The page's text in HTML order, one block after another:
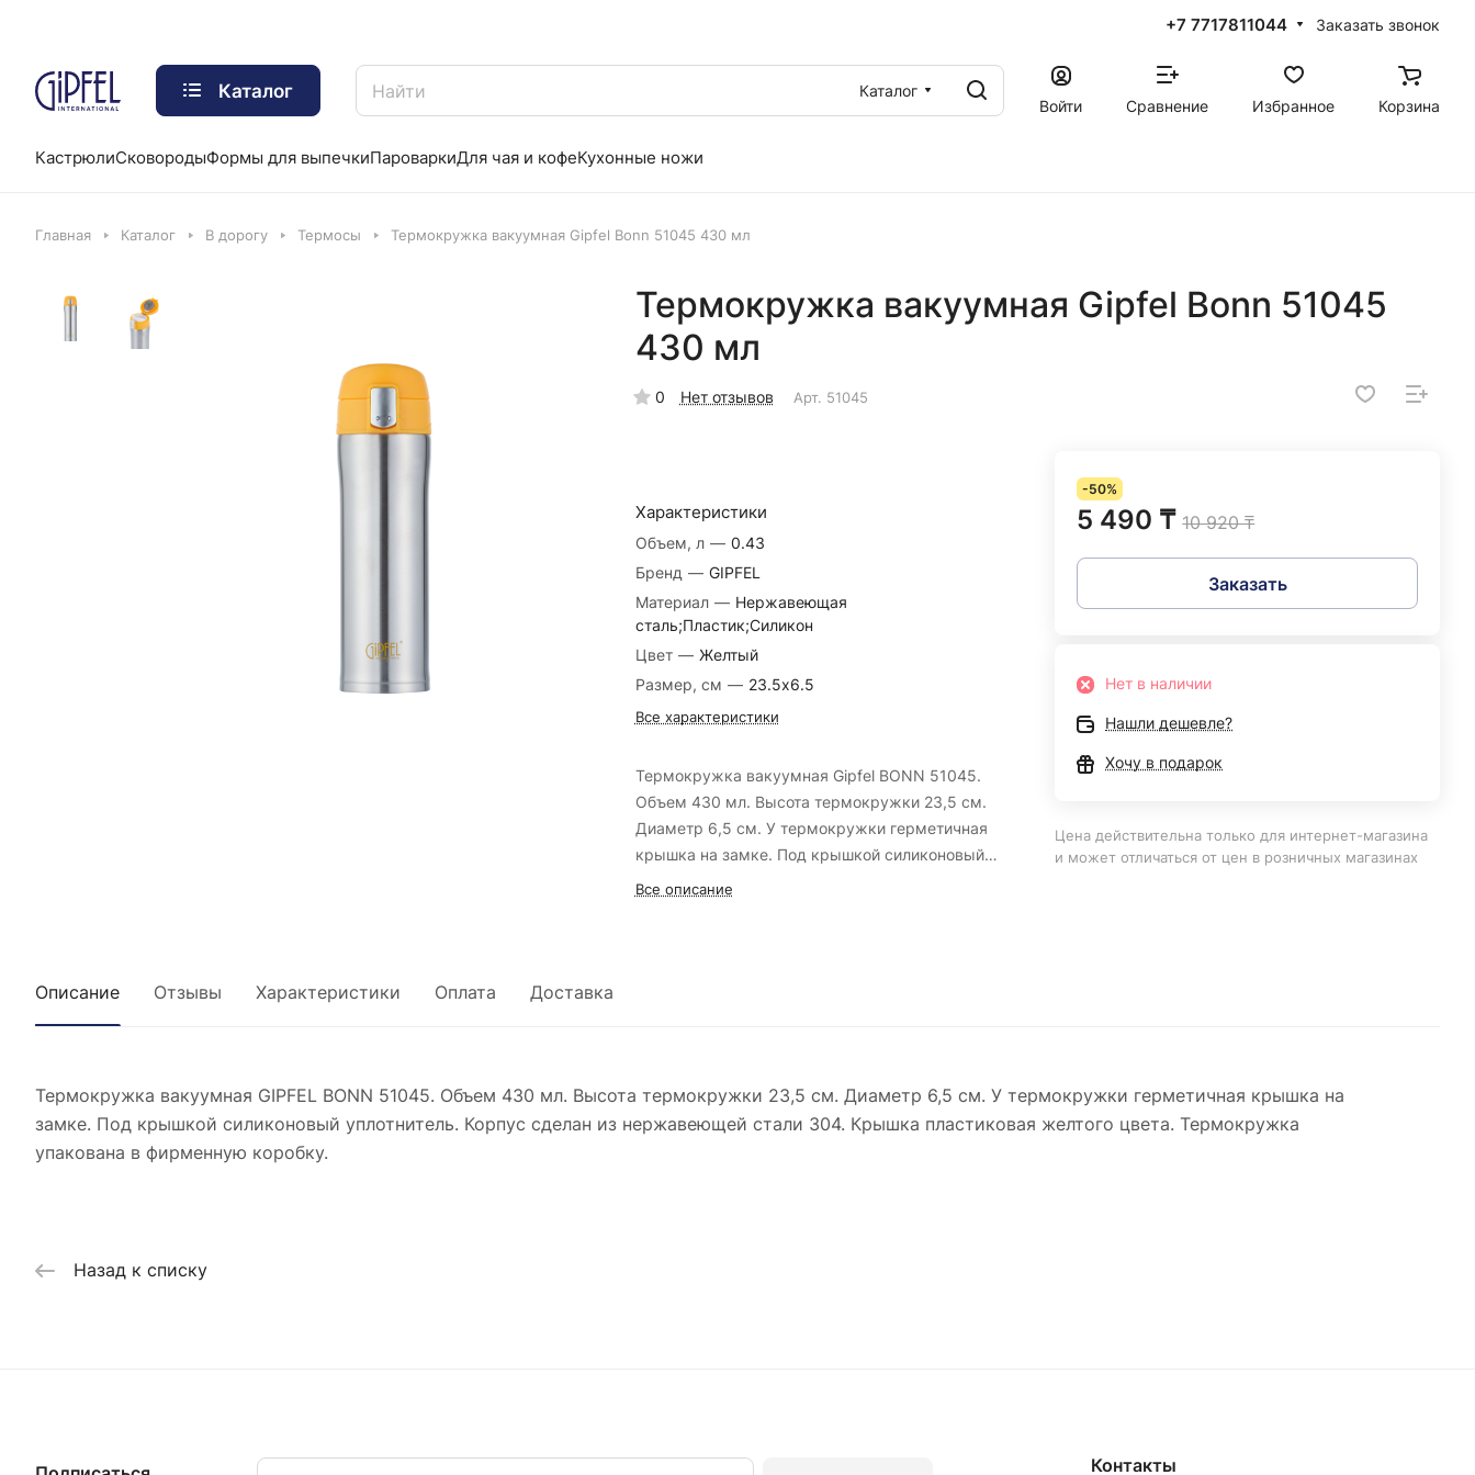
+7 7717811044 Заказать звонок
Каталог
Каталог
Войти
Сравнение Избранное Корзина
КастрюлиСковородыФормы для выпечкиПароваркиДля чая и кофеКухонные ножи
Главная Каталог В дорогу Термосы Термокружка вакуумная Gipfel Bonn 51045 430 мл
Термокружка вакуумная Gipfel Bonn 51045
430 мл
0 Нет отзывов Арт. 51045
Характеристики
Объем, л — 0.43
Бренд — GIPFEL
Материал — Нержавеющая
сталь;Пластик;Силикон
Цвет — Желтый
Размер, см — 23.5х6.5
Все характеристики
Термокружка вакуумная Gipfel BONN 51045.
Объем 430 мл. Высота термокружки 23,5 см.
Диаметр 6,5 см. У термокружки герметичная
крышка на замке. Под крышкой силиконовый
уплотнитель. Корпус сделан из нержавеющей
Все описание
-50%
5 490 ₸ 10 920 ₸
Заказать
Нет в наличии
Нашли дешевле?
Хочу в подарок
Цена действительна только для интернет-магазина
и может отличаться от цен в розничных магазинах
Описание Отзывы Характеристики Оплата Доставка
Термокружка вакуумная GIPFEL BONN 51045. Объем 430 мл. Высота термокружки 23,5 см. Диаметр 6,5 см. У термокружки герметичная крышка на
замке. Под крышкой силиконовый уплотнитель. Корпус сделан из нержавеющей стали 304. Крышка пластиковая желтого цвета. Термокружка
упакована в фирменную коробку.
Назад к списку
Контакты